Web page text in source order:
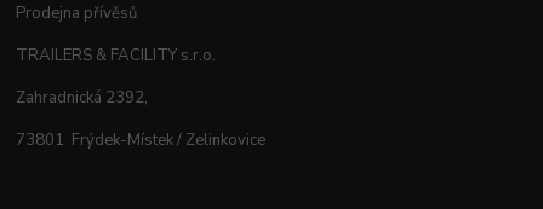
Prodejna přívěsů
TRAILERS & FACILITY s.r.o.
Zahradnická 2392,
73801 Frýdek-Místek / Zelinkovice